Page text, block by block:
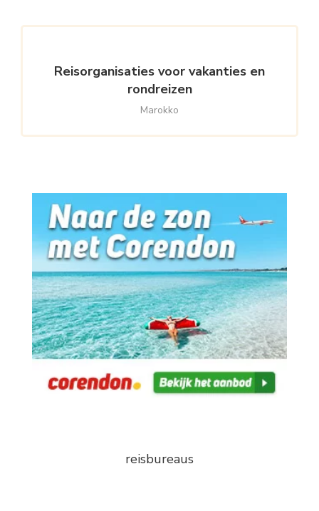
Reisorganisaties voor vakanties en
rondreizen
Marokko
reisbureaus